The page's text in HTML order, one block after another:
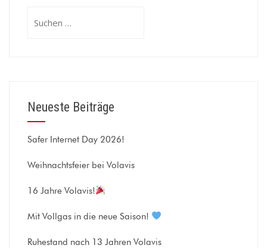
nach:
Neueste Beiträge
Safer Internet Day 2026!
Weihnachtsfeier bei Volavis
16 Jahre Volavis!
Mit Vollgas in die neue Saison!
Ruhestand nach 13 Jahren Volavis